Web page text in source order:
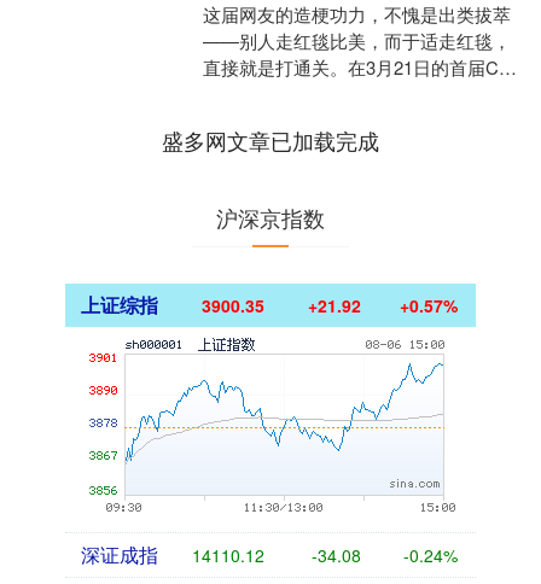
这届网友的造梗功力，不愧是出类拔萃
——别人走红毯比美，而于适走红毯，
直接就是打通关。在3月21日的首届CMG
盛多网文章已加载完成
沪深京指数
上证综指 3900.35 +21.92 +0.57%
深证成指 14110.12 -34.08 -0.24%